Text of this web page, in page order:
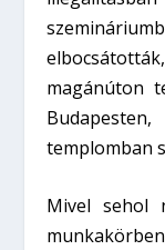
magánúton
templomban
Mivel sehol